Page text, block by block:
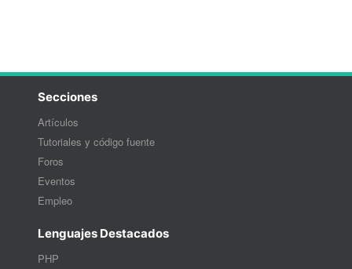
Secciones
Artículos
Tutoriales y código fuente
Foros
Eventos
Empleo
Lenguajes Destacados
PHP